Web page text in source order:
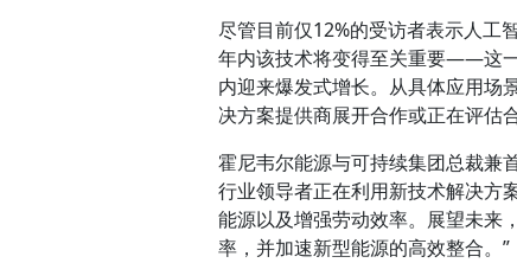
尽管目前仅12%的受访者表示人工
年内该技术将变得至关重要——这
内迎来爆发式增长。从具体应用场
决方案提供商展开合作或正在评估
霍尼韦尔能源与可持续集团总裁兼
行业领导者正在利用新技术解决
能源以及增强劳动效率。展望未来
率，并加速新型能源的高效整合。”